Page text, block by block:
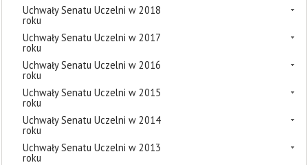
Uchwały Senatu Uczelni w 2018
roku
Uchwały Senatu Uczelni w 2017
roku
Uchwały Senatu Uczelni w 2016
roku
Uchwały Senatu Uczelni w 2015
roku
Uchwały Senatu Uczelni w 2014
roku
Uchwały Senatu Uczelni w 2013
roku